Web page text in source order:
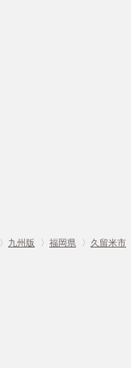
〉 九州版 〉 福岡県 〉 久留米市